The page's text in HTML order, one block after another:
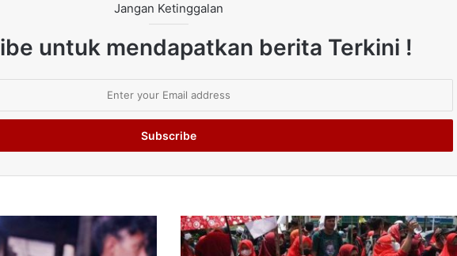
Jangan Ketinggalan
untuk mendapatkan berita Terkini !